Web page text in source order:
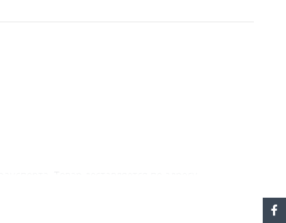
Товар доставляется по адресу